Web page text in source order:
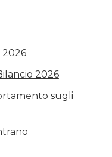
2026
2026
sugli